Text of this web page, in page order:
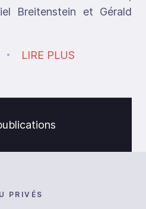
Breitenstein et Gérald
LIRE PLUS
PRIVÉS